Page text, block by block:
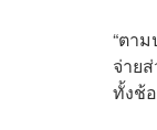
“ตา
จ่าย
ทั้งช้